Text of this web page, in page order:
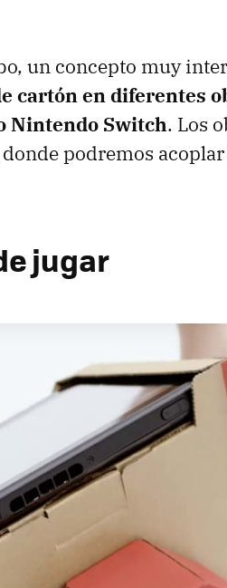
un concepto muy
cartón en diferentes
Nintendo Switch. Los
podremos
jugar